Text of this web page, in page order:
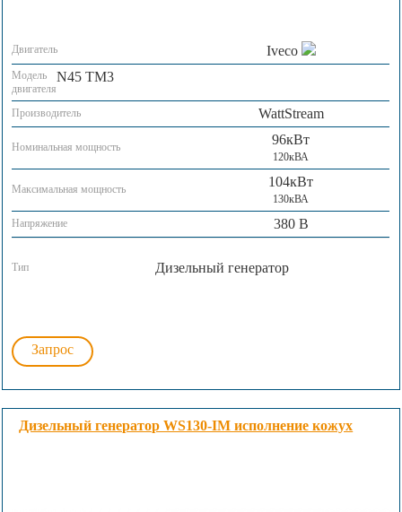
Двигатель Iveco
Модель
двигателя
N45 TM3
Производитель WattStream
Номинальная мощность 96кВт
120кВА
Максимальная мощность 104кВт
130кВА
Напряжение
380 В
Тип Дизельный генератор
Запрос
Дизельный генератор WS130-IM исполнение кожух